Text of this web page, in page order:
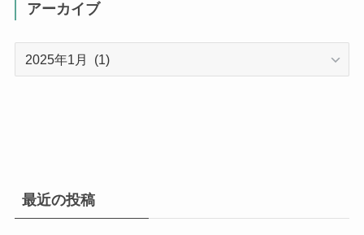
アーカイブ
最近の投稿